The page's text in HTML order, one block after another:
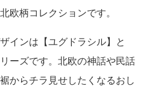
欧柄コレクションです。
インは【ユグドラシル】と
ーズです。北欧の神話や民話
からチラ見せしたくなるおし